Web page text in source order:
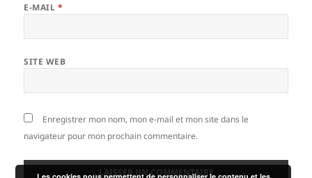
E-MAIL *
SITE WEB
Enregistrer mon nom, mon e-mail et mon site dans le
navigateur pour mon prochain commentaire.